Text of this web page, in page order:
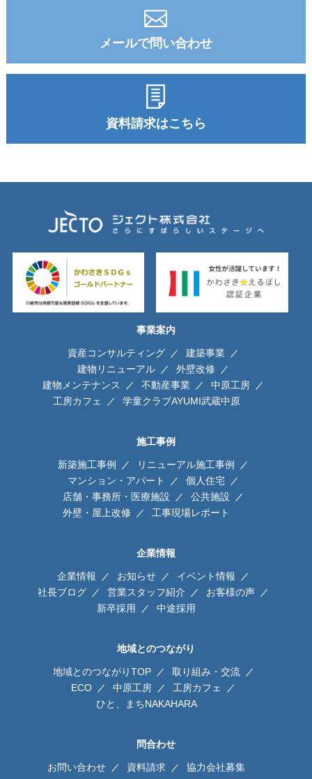
メールで問い合わせ
資料請求はこちら
事業案内
資産コンサルティング
建築事業
建物リニューアル
外壁改修
建物メンテナンス
不動産事業
中原工房
工房カフェ
学童クラブAYUMI武蔵中原
施工事例
新築施工事例
リニューアル施工事例
マンション・アパート
個人住宅
店舗・事務所・医療施設
公共施設
外壁・屋上改修
工事現場レポート
企業情報
企業情報 お知らせ
イベント情報
社長ブログ
営業スタッフ紹介
お客様の声
新卒採用
中途採用
地域とのつながり
地域とのつながりTOP
取り組み・交流
ECO
中原工房
工房カフェ
ひと、まちNAKAHARA
問合わせ
お問い合わせ 資料請求 協力会社募集